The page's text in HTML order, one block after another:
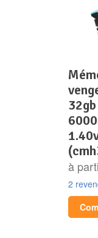
mémoire ram – corsair –
à
2